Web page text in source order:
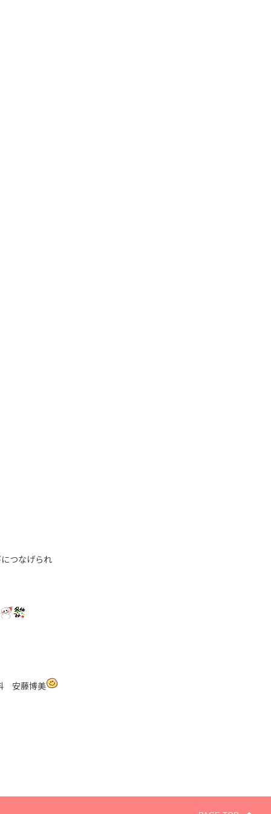
つなげられ
安藤博美